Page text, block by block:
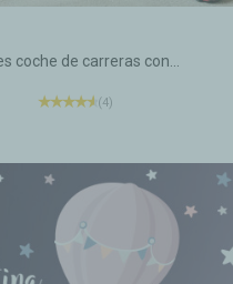
coche de carreras con...
(4)